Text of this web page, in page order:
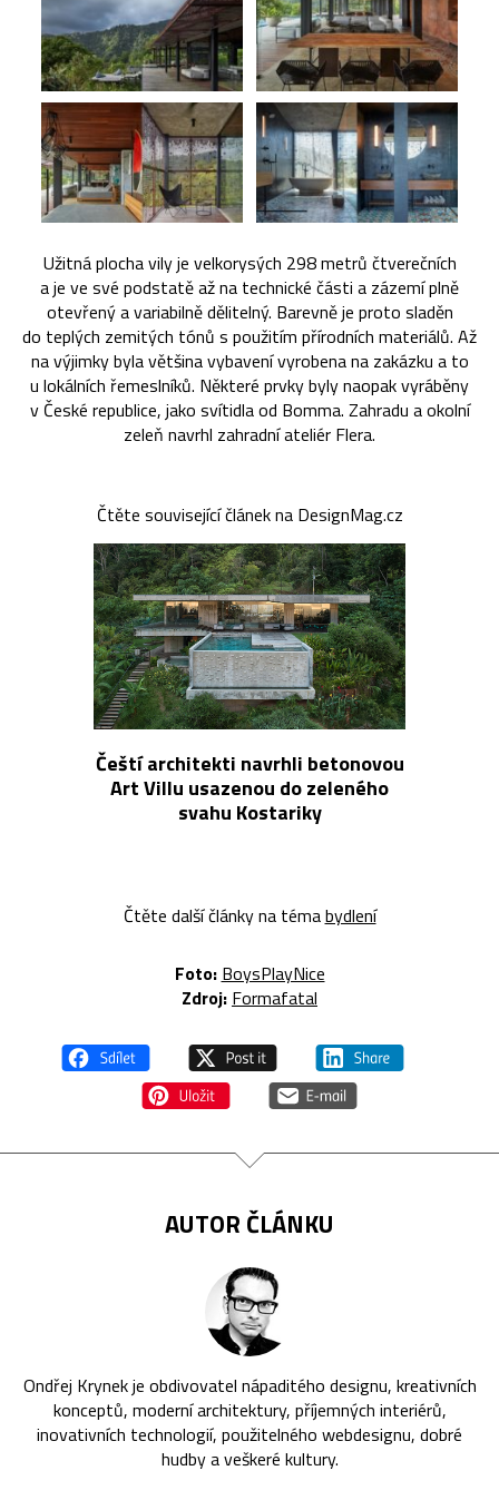
Užitná plocha vily je velkorysých 298 metrů čtverečních
a je ve své podstatě až na technické části a zázemí plně
otevřený a variabilně dělitelný. Barevně je proto sladěn
do teplých zemitých tónů s použitím přírodních materiálů. Až
na výjimky byla většina vybavení vyrobena na zakázku a to
u lokálních řemeslníků. Některé prvky byly naopak vyráběny
v České republice, jako svítidla od Bomma. Zahradu a okolní
zeleň navrhl zahradní ateliér Flera.
Čtěte související článek na DesignMag.cz
Čeští architekti navrhli betonovou
Art Villu usazenou do zeleného
svahu Kostariky
Čtěte další články na témabydlení
Foto: BoysPlayNice
Zdroj: Formafatal
AUTOR ČLÁNKU
Ondřej Krynek je obdivovatel nápaditého designu, kreativních
konceptů, moderní architektury, příjemných interiérů,
inovativních technologií, použitelného webdesignu, dobré
hudby a veškeré kultury.